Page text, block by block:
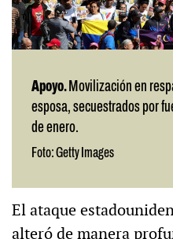
Apoyo. Movilización en
esposa, secuestrados por
de enero.
Foto: Getty Images
El ataque
alteró de manera